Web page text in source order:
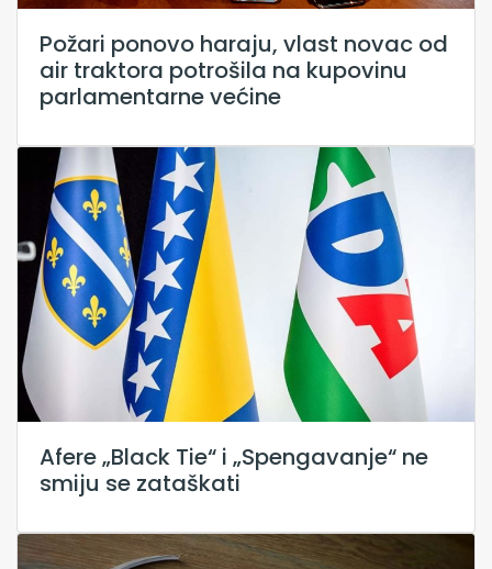
Požari ponovo haraju, vlast novac od
air traktora potrošila na kupovinu
parlamentarne većine
Afere „Black Tie“ i „Spengavanje“ ne
smiju se zataškati